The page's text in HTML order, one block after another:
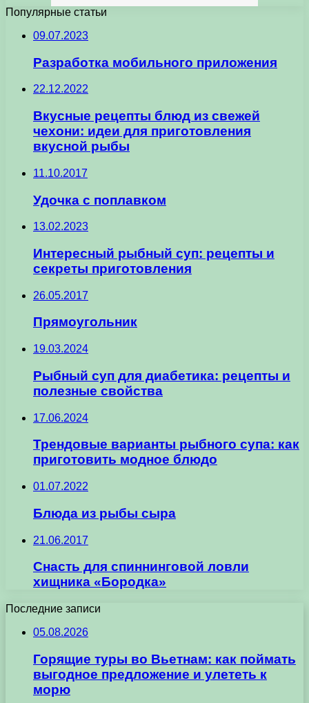
Популярные статьи
09.07.2023
Разработка мобильного приложения
22.12.2022
Вкусные рецепты блюд из свежей
чехони: идеи для приготовления
вкусной рыбы
11.10.2017
Удочка с поплавком
13.02.2023
Интересный рыбный суп: рецепты и
секреты приготовления
26.05.2017
Прямоугольник
19.03.2024
Рыбный суп для диабетика: рецепты и
полезные свойства
17.06.2024
Трендовые варианты рыбного супа: как
приготовить модное блюдо
01.07.2022
Блюда из рыбы сыра
21.06.2017
Снасть для спиннинговой ловли
хищника «Бородка»
Последние записи
05.08.2026
Горящие туры во Вьетнам: как поймать
выгодное предложение и улететь к
морю